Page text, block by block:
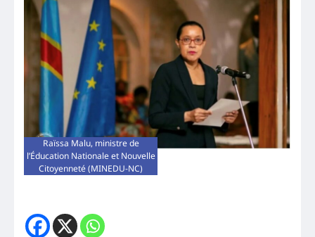
Raïssa Malu, ministre de
l’Éducation Nationale et Nouvelle
Citoyenneté (MINEDU-NC)